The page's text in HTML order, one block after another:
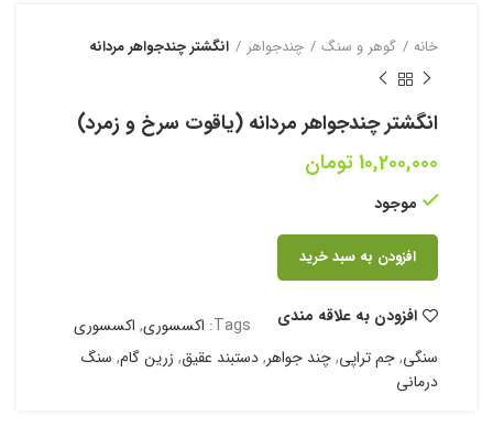
خانه گوهر و سنگ چندجواهر انگشتر چندجواهر مردانه
انگشتر چندجواهر مردانه (یاقوت سرخ و زمرد)
10,200,000تومان
موجود
افزودن به سبد خرید
افزودن به علاقه مندی Tags: اکسسوری, اکسسوری
سنگی,جم تراپی,چند جواهر,دستبند عقیق, زرین گام, سنگ
درمانی